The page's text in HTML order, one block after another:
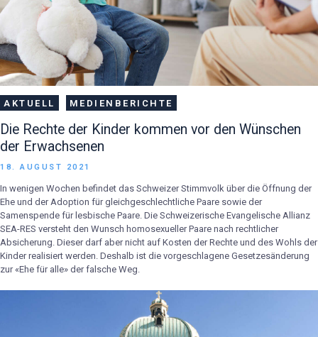
AKTUELL MEDIENBERICHTE
Die Rechte der Kinder kommen vor den Wünschen
der Erwachsenen
18. AUGUST 2021
In wenigen Wochen befindet das Schweizer Stimmvolk über die Öffnung der
Ehe und der Adoption für gleichgeschlechtliche Paare sowie der
Samenspende für lesbische Paare. Die Schweizerische Evangelische Allianz
SEA-RES versteht den Wunsch homosexueller Paare nach rechtlicher
Absicherung. Dieser darf aber nicht auf Kosten der Rechte und des Wohls der
Kinder realisiert werden. Deshalb ist die vorgeschlagene Gesetzesänderung
zur «Ehe für alle» der falsche Weg.